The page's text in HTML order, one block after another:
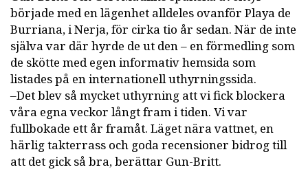
började med en lägenhet alldeles ovanför Playa de
Burriana, i Nerja, för cirka tio år sedan. När de inte
själva var där hyrde de ut den – en förmedling som
de skötte med egen informativ hemsida som
listades på en internationell uthyrningssida.
–Det blev så mycket uthyrning att vi fick blockera
våra egna veckor långt fram i tiden. Vi var
fullbokade ett år framåt. Läget nära vattnet, en
härlig takterrass och goda recensioner bidrog till
att det gick så bra, berättar Gun-Britt.